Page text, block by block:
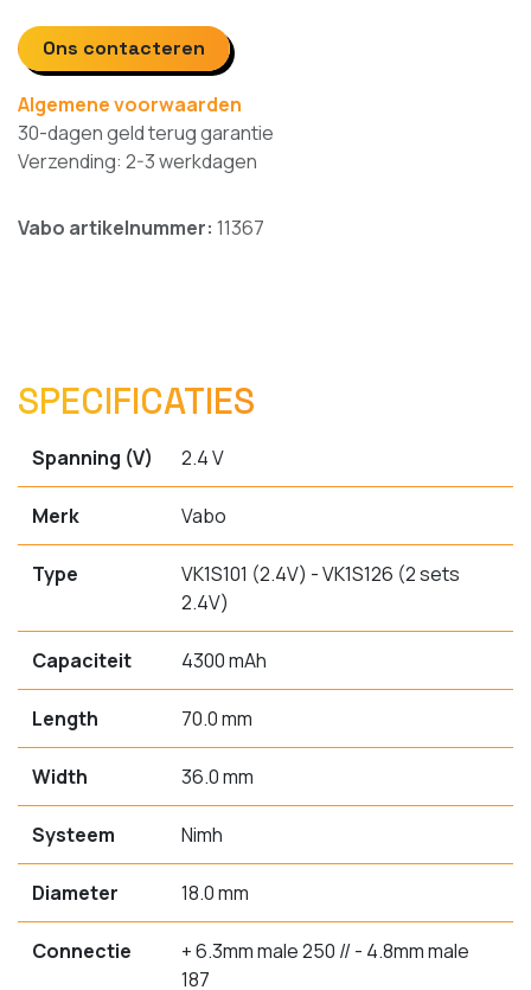
Ons contacteren
Algemene voorwaarden
30-dagen geld terug garantie
Verzending: 2-3 werkdagen
Vabo artikelnummer: 11367
SPECIFICATIES
Spanning (V) 2.4 V
Merk Vabo
Type
VK1S101 (2.4V) - VK1S126 (2 sets
2.4V)
Capaciteit 4300 mAh
Length 70.0 mm
Width 36.0 mm
Systeem Nimh
Diameter 18.0 mm
Connectie
+ 6.3mm male 250 // - 4.8mm male
187